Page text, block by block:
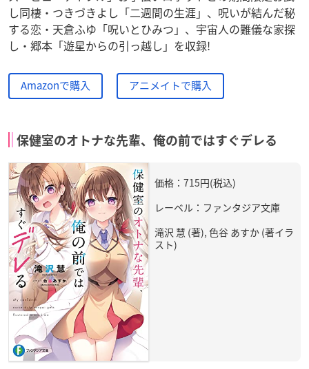
し同棲・つきづきよし「二週間の生涯」、呪いが結んだ秘
する恋・天倉ふゆ「呪いとひみつ」、宇宙人の難儀な家探
し・郷本「遊星からの引っ越し」を収録!
Amazonで購入 アニメイトで購入
保健室のオトナな先輩、俺の前ではすぐデレる
価格：715円(税込)
レーベル：ファンタジア文庫
滝沢 慧 (著), 色谷 あすか (著イラ
スト)